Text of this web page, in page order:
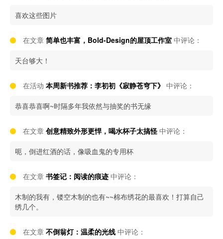
喜欢这些图片
在文章 简单也丰富，Bold-Design的屋顶工作室 中评论：
天台够大！
在活动 本周新书推荐：李初初《寂静苍穹下》 中评论：
恭喜恭喜啊~时隔多年我依然与抽奖的书无缘
在文章 创意精致外形更悍，喝水杯子太搞怪 中评论：
呃，倒进红酒的话，像吸血鬼的专用杯
在文章 书签记：阅读的痕迹 中评论：
木制的我有，镂空木制的也有~~棉布绣花的最喜欢！打算自己
绣几个。
在文章 不倒翁灯：温柔的光线 中评论：